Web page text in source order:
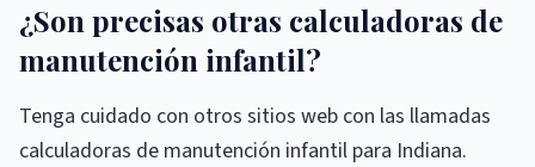
¿Son precisas otras calculadoras de
manutención infantil?
Tenga cuidado con otros sitios web con las llamadas
calculadoras de manutención infantil para Indiana.